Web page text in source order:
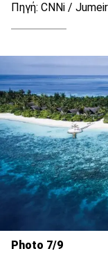
Πηγή: CNNi /
Photo 7/9